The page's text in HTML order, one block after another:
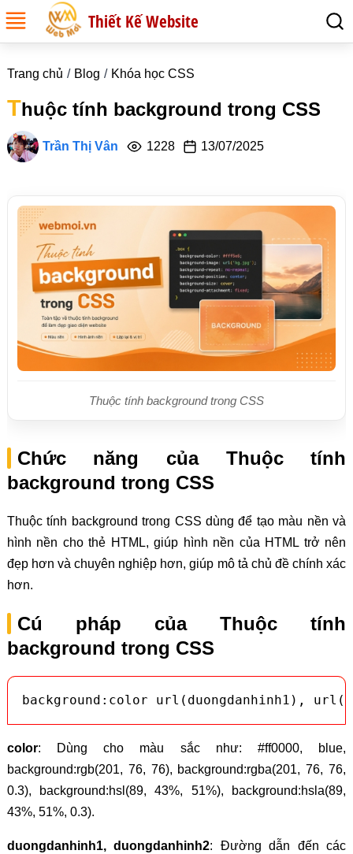
Thiết Kế Website
Trang chủ Blog Khóa học CSS
Thuộc tính background trong CSS
Trần Thị Vân 1228 13/07/2025
Thuộc tính background trong CSS
Chức năng của Thuộc tính
background trong CSS
Thuộc tính background trong CSS dùng để tạo màu nền và
hình nền cho thẻ HTML, giúp hình nền của HTML trở nên
đẹp hơn và chuyên nghiệp hơn, giúp mô tả chủ đề chính xác
hơn.
Cú pháp của Thuộc tính
background trong CSS
background:color url(duongdanhinh1),
color: Dùng cho màu sắc như: #ff0000, blue,
background:rgb(201, 76, 76), background:rgba(201, 76, 76,
0.3), background:hsl(89, 43%, 51%), background:hsla(89,
43%, 51%, 0.3).
duongdanhinh1, duongdanhinh2: Đường dẫn đến các